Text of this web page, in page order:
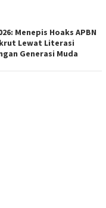
Menepis Hoaks APBN
Lewat Literasi
Generasi Muda